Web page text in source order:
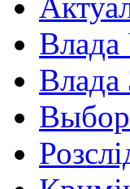
Влада
Влада